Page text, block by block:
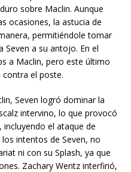
sobre Maclin. Aunque
ocasiones, la astucia de
permitiéndole tomar
Seven a su antojo. En el
a Maclin, pero este último
el poste.
Seven logró dominar la
intervino, lo que provocó
el ataque de
los intentos de Seven, no
ni con su Splash, ya que
Zachary Wentz interfirió,